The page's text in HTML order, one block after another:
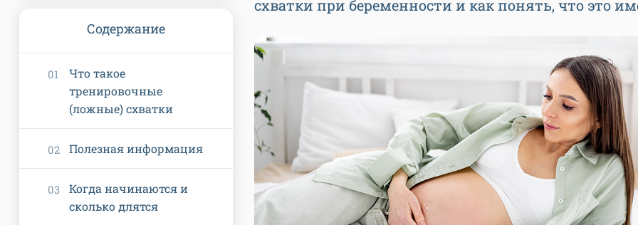
схватки при беременности и как понять, что это
Содержание
Что такое
тренировочные
(ложные) схватки
Полезная информация
Когда начинаются и
сколько длятся